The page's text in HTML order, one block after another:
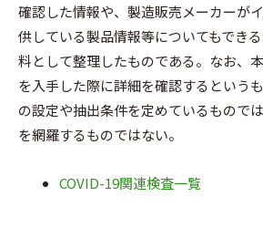
確認した情報や、製造販売メーカーが
供している製品情報等についてもでき
料として整理したものである。なお、
を入手した際に詳細を確認するという
の設定や抽出条件を定めているもので
を網羅するものではない。
COVID-19関連検査一覧